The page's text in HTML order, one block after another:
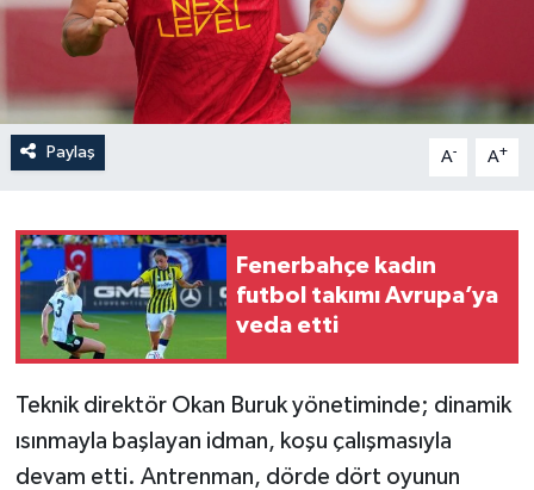
Paylaş A- A+
Fenerbahçe kadın
futbol takımı Avrupa’ya
veda etti
Teknik direktör Okan Buruk yönetiminde; dinamik
ısınmayla başlayan idman, koşu çalışmasıyla
devam etti. Antrenman, dörde dört oyunun